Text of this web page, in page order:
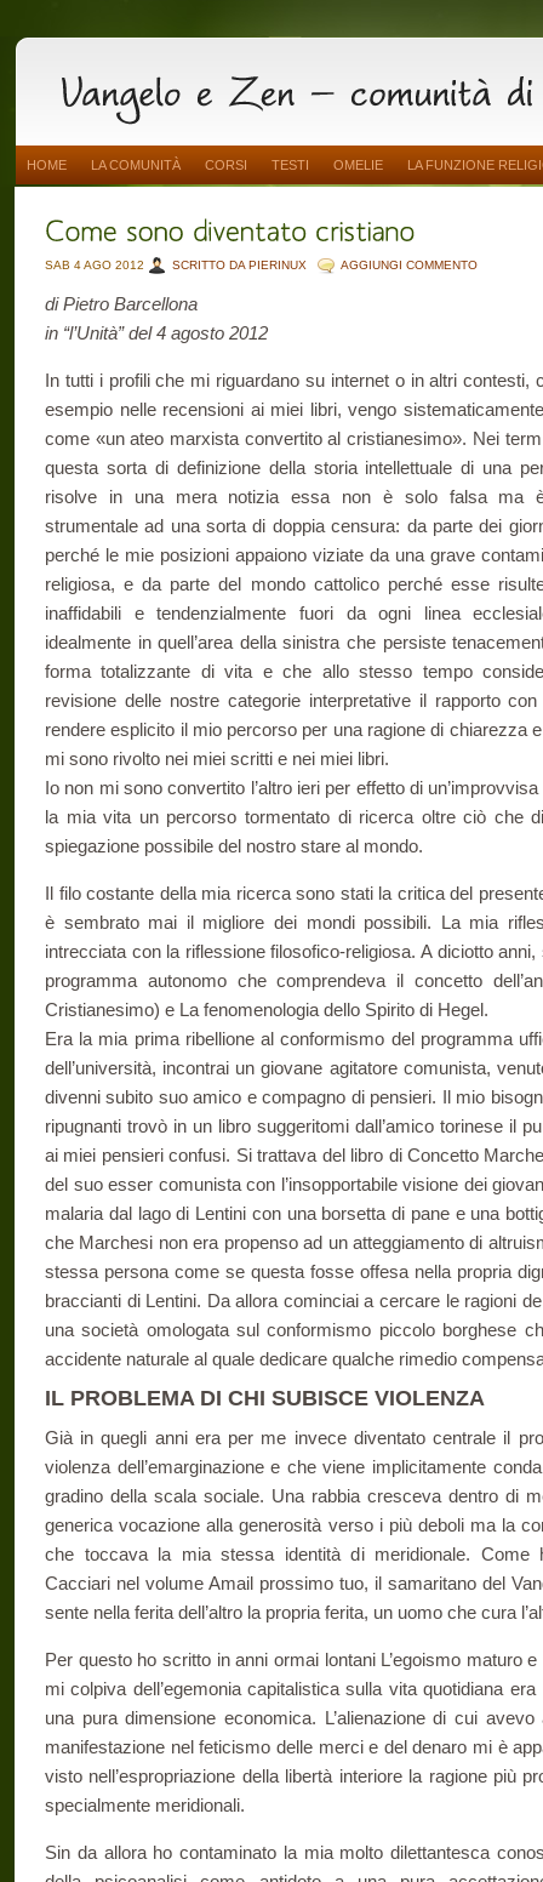
HOME LA COMUNITÀ CORSI TESTI OMELIE LA FUNZIONE
SAB 4 AGO 2012 SCRITTO DA PIERINUX AGGIUNGI COMMENTO
di Pietro Barcellona
in “l’Unità” del 4 agosto 2012
In tutti i profili che mi riguardano su internet o in altri contesti,
esempio nelle recensioni ai miei libri, vengo
come «un ateo marxista convertito al cristianesimo». Nei
questa sorta di definizione della storia intellettuale di una
risolve in una mera notizia essa non è solo falsa ma
strumentale ad una sorta di doppia censura: da parte dei
perché le mie posizioni appaiono viziate da una grave
religiosa, e da parte del mondo cattolico perché esse
inaffidabili e tendenzialmente fuori da ogni linea
idealmente in quell’area della sinistra che persiste
forma totalizzante di vita e che allo stesso tempo
revisione delle nostre categorie interpretative il rapporto
rendere esplicito il mio percorso per una ragione di chiarezza
mi sono rivolto nei miei scritti e nei miei libri.
Io non mi sono convertito l’altro ieri per effetto di
la mia vita un percorso tormentato di ricerca oltre ciò che
spiegazione possibile del nostro stare al mondo.
Il filo costante della mia ricerca sono stati la critica del
è sembrato mai il migliore dei mondi possibili. La mia
intrecciata con la riflessione filosofico-religiosa. A diciotto
programma autonomo che comprendeva il concetto
Cristianesimo) e La fenomenologia dello Spirito di Hegel.
Era la mia prima ribellione al conformismo del programma
dell’università, incontrai un giovane agitatore comunista,
divenni subito suo amico e compagno di pensieri. Il mio
ripugnanti trovò in un libro suggeritomi dall’amico torinese il
ai miei pensieri confusi. Si trattava del libro di Concetto
del suo esser comunista con l’insopportabile visione dei
malaria dal lago di Lentini con una borsetta di pane e una
che Marchesi non era propenso ad un atteggiamento di
stessa persona come se questa fosse offesa nella propria
braccianti di Lentini. Da allora cominciai a cercare le ragioni
una società omologata sul conformismo piccolo borghese
accidente naturale al quale dedicare qualche rimedio
IL PROBLEMA DI CHI SUBISCE VIOLENZA
Già in quegli anni era per me invece diventato centrale il
violenza dell’emarginazione e che viene implicitamente
gradino della scala sociale. Una rabbia cresceva dentro di
generica vocazione alla generosità verso i più deboli ma la
che toccava la mia stessa identità di meridionale. Come
Cacciari nel volume Amail prossimo tuo, il samaritano del
sente nella ferita dell’altro la propria ferita, un uomo che cura
Per questo ho scritto in anni ormai lontani L’egoismo maturo
mi colpiva dell’egemonia capitalistica sulla vita quotidiana
una pura dimensione economica. L’alienazione di cui
manifestazione nel feticismo delle merci e del denaro mi è
visto nell’espropriazione della libertà interiore la ragione più
specialmente meridionali.
Sin da allora ho contaminato la mia molto dilettantesca